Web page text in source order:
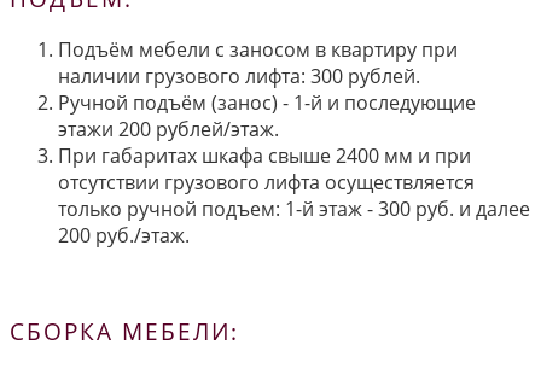
Подъём мебели с заносом в квартиру при
наличии грузового лифта: 300 рублей.
Ручной подъём (занос) - 1-й и последующие
этажи 200 рублей/этаж.
При габаритах шкафа свыше 2400 мм и при
отсутствии грузового лифта осуществляется
только ручной подъем: 1-й этаж - 300 руб. и далее
200 руб./этаж.
СБОРКА МЕБЕЛИ: